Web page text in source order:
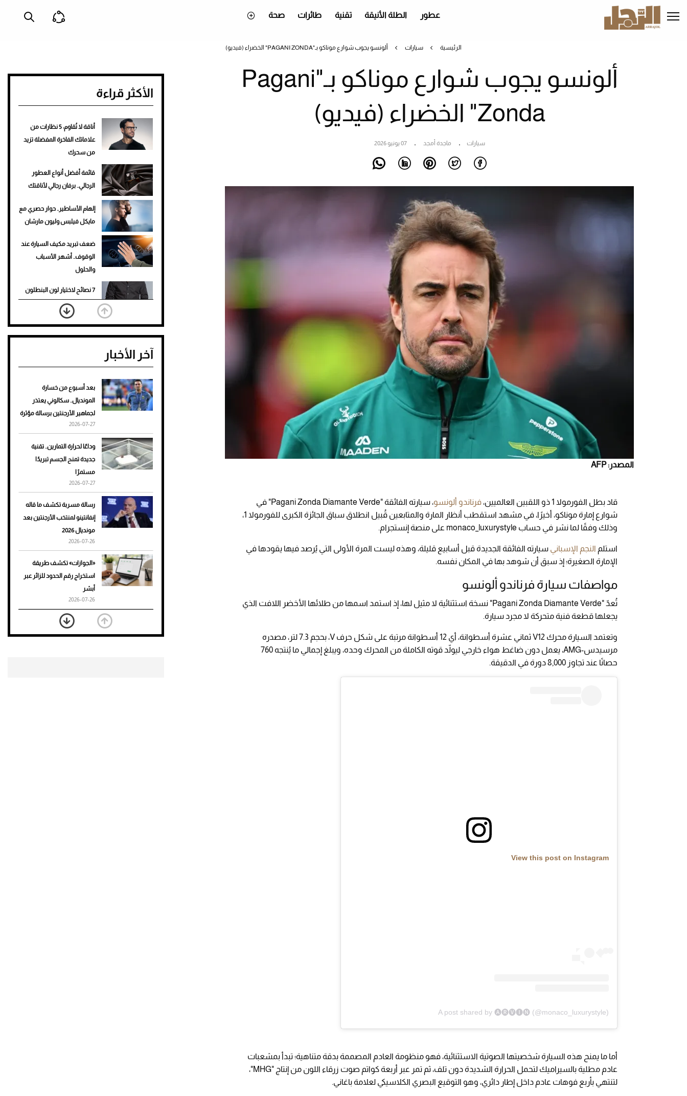
إلى
المحتوى
عطور الطلة الأنيقة تقنية طائرات صحة
الرئيسية سيارات ألونسو يجوب شوارع موناكو بـ"PAGANI ZONDA" الخضراء (فيديو)
ألونسو يجوب شوارع موناكو بـ"Pagani
Zonda" الخضراء (فيديو)
سيارات ماجدة أمجد 07 يونيو 2026
المصدر: AFP
قاد بطل الفورمولا 1 ذو اللقبين العالميين، فرناندو ألونسو
، سيارته الفائقة "Pagani Zonda Diamante Verde" في
شوارع إمارة موناكو، أخيرًا، في مشهد استقطب أنظار المارة والمتابعين قُبيل انطلاق سباق الجائزة الكبرى للفورمولا 1،
وذلك وفقًا لما نشر في حساب monaco_luxurystyle على منصة إنستجرام.
استلم النجم الإسباني سيارته الفائقة الجديدة قبل أسابيع قليلة، وهذه ليست المرة الأولى التي يُرصد فيها يقودها في
الإمارة الصغيرة؛ إذ سبق أن شوهد بها في المكان نفسه.
مواصفات سيارة فرناندو ألونسو
تُعدّ "Pagani Zonda Diamante Verde" نسخة استثنائية لا مثيل لها، إذ استمد اسمها من طلائها الأخضر اللافت الذي
يجعلها قطعة فنية متحركة لا مجرد سيارة.
وتعتمد السيارة محرك V12 ثماني عشرة أسطوانة، أي 12 أسطوانة مرتبة على شكل حرف V، بحجم 7.3 لتر، مصدره
مرسيدس-AMG، يعمل دون ضاغط هواء خارجي ليولّد قوته الكاملة من المحرك وحده، ويبلغ إجمالي ما يُنتجه 760
حصانًا عند تجاوز 8,000 دورة في الدقيقة.
View this post on Instagram
A post shared by 🅐🅡🅥🅘🅝 (@monaco_luxurystyle)
أما ما يمنح هذه السيارة شخصيتها الصوتية الاستثنائية، فهو منظومة العادم المصممة بدقة متناهية؛ تبدأ بمشعبات
عادم مطلية بالسيراميك لتحمل الحرارة الشديدة دون تلف، ثم تمر عبر أربعة كواتم صوت زرقاء اللون من إنتاج "MHG"،
لتنتهي بأربع فوهات عادم داخل إطار دائري، وهو التوقيع البصري الكلاسيكي لعلامة باغاني.
الأكثر قراءة
أناقة لا تُقاوم: 5 نظارات من
علاماتك الفاخرة المفضلة تزيد
من سحرك
قائمة أفضل أنواع العطور
الرجالي.. برفان رجالي لأناقتك
إلهام الأساطير.. حوار حصري مع
مايكل فيلبس وليون مارشان
ضعف تبريد مكيف السيارة عند
الوقوف.. أشهر الأسباب
والحلول
7 نصائح لاختيار لون البنطلون
المناسب للقميص الأسود
نرى المستقبل من خلال
تصميماتنا.. كيف حجزت 1886
تمنحك فخامة استثنائية
هوى الأبطال
أفضل تدريج للشعر الطويل
لإطلالة جريئة وعصرية
للرجال
آخر الأخبار
بعد أسبوع من خسارة
المونديال.. سكالوني يعتذر
لجماهير الأرجنتين برسالة مؤثرة
2026-07-27
وداعًا لحرارة التمارين.. تقنية
جديدة تمنح الجسم تبريدًا
مستمرًا
2026-07-27
رسالة مسربة تكشف ما قاله
إنفانتينو لمنتخب الأرجنتين بعد
مونديال 2026
2026-07-26
«الجوازات» تكشف طريقة
استخراج رقم الحدود للزائر عبر
أبشر
2026-07-26
بعد 7 أشهر من تعرضه لحادث
مروع.. جوشوا يفوز على برينغا